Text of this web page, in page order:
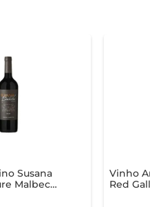
Susana
Malbec
Vinho
Red